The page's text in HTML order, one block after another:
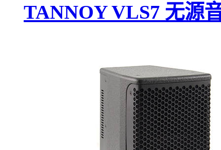
TANNOY VLS7 无源